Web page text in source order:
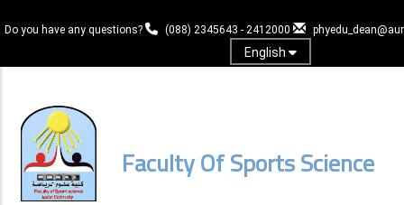
to
content
Do you have any questions? (088) 2345643 - 2412000
English
Faculty Of Sports Science